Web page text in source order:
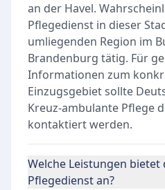
an der Havel.
Pflegedienst in dieser
umliegenden Region im
Brandenburg tätig. Für
Informationen zum
Einzugsgebiet sollte
Kreuz-ambulante Pflege
kontaktiert werden.
Welche Leistungen bietet
Pflegedienst an?